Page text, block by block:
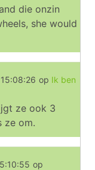
die onzin
she would
op Ik ben
ze ook 3
ze om.
op